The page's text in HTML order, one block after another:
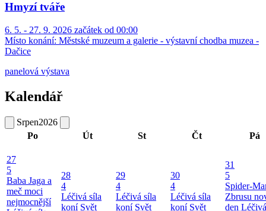
Hmyzí tváře
6. 5. - 27. 9. 2026 začátek od 00:00
Místo konání: Městské muzeum a galerie - výstavní chodba muzea -
Dačice
panelová výstava
Kalendář
Srpen2026
Po
Út St Čt Pá
27
5
Baba Jaga a
meč moci
nejmocnější
28
4
Léčivá síla
koní Svět
29
4
Léčivá síla
koní Svět
30
4
Léčivá síla
koní Svět
31
5
Spider-
Zbrusu
den